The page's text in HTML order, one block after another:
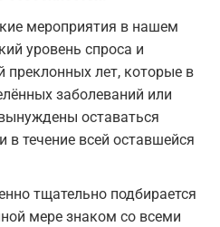
мероприятия в нашем
уровень спроса и
преклонных лет, которые в
заболеваний или
оставаться
течение всей оставшейся
тщательно подбирается
мере знаком со всеми